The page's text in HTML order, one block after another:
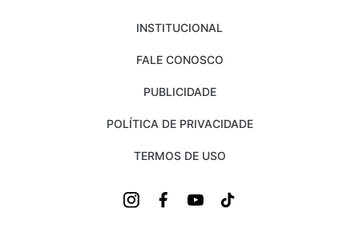
INSTITUCIONAL
FALE CONOSCO
PUBLICIDADE
POLÍTICA DE PRIVACIDADE
TERMOS DE USO